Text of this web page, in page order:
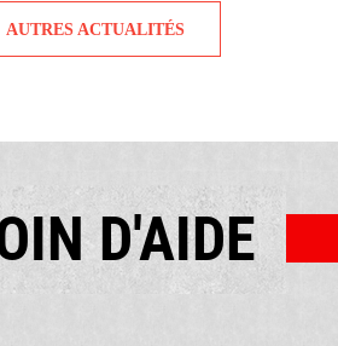
AUTRES ACTUALITÉS
D'AIDE